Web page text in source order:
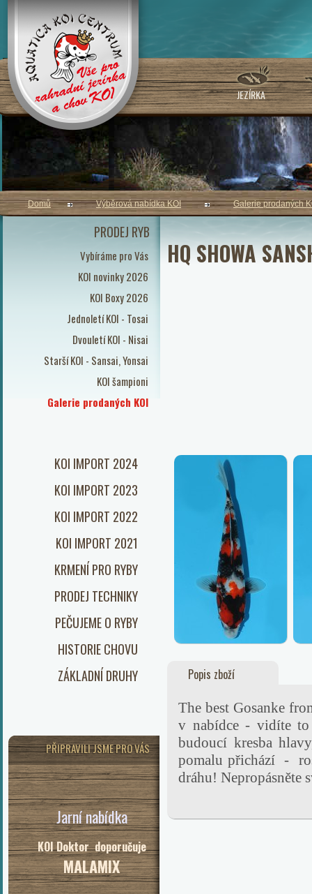
JEZÍRKA
PRODEJ RYB
Vybíráme pro Vás
KOI novinky 2026
KOI Boxy 2026
Jednoletí KOI - Tosai
Dvouletí KOI - Nisai
Starší KOI - Sansai, Yonsai
KOI šampioni
Galerie prodaných KOI
KOI IMPORT 2024
KOI IMPORT 2023
KOI IMPORT 2022
KOI IMPORT 2021
KRMENÍ PRO RYBY
PRODEJ TECHNIKY
PEČUJEME O RYBY
HISTORIE CHOVU
ZÁKLADNÍ DRUHY
PŘIPRAVILI JSME PRO VÁS
Jarní nabídka
KOI Doktor doporučuje
MALAMIX
Domů Výběrová nabídka KOI Galerie prodaných
HQ SHOWA
Popis zboží
The best Gosanke
v nabídce - vidíte
budoucí kresba
pomalu přichází -
dráhu!